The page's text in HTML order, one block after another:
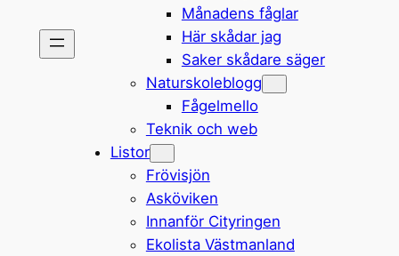
Månadens fåglar
Här skådar jag
Saker skådare säger
Naturskoleblogg
Fågelmello
Teknik och web
Listor
Frövisjön
Asköviken
Innanför Cityringen
Ekolista Västmanland